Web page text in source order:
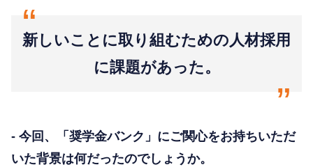
“
新しいことに取り組むための人材採用
に課題があった。
“
- 今回、「奨学金バンク」にご関心をお持ちいただ
いた背景は何だったのでしょうか。